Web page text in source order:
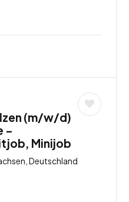
(m/w/d)
–
Minijob
Deutschland